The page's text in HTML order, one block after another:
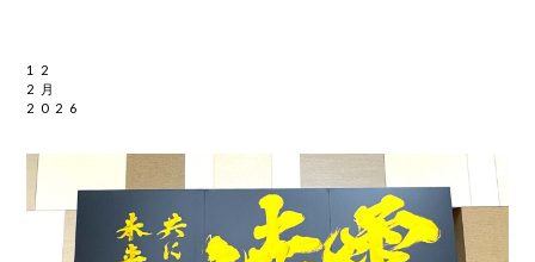
12
2月
2026